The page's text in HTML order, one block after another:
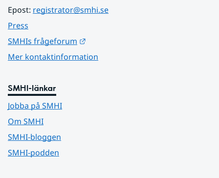
Epost: registrator@smhi.se
Press
SMHIs frågeforum
Mer kontaktinformation
SMHI-länkar
Jobba på SMHI
Om SMHI
SMHI-bloggen
SMHI-podden